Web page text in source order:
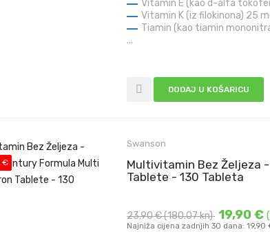
Vitamin E (kao d-alfa
Vitamin K (iz filokinona) 25
Tiamin (kao tiamin
...
DODAJ U KOŠARICU
€
Swanson
Multivitamin Bez Željeza
Tablete - 130 Tableta
23,90 €(180.07 kn) 19,90 €
Najniža cijena zadnjih 30 dana: 19,90